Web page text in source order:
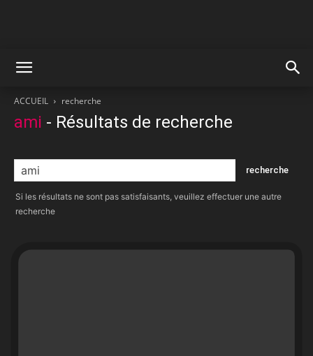
ACCUEIL recherche
ami - Résultats de recherche
Si les résultats ne sont pas satisfaisants, veuillez effectuer une autre
recherche